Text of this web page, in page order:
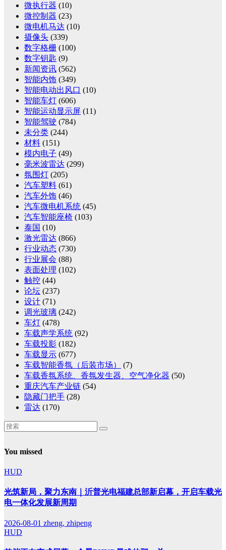
微执行器 (10)
微控制器 (23)
微电机马达 (10)
摄像头 (339)
数字格栅 (100)
数字钥匙 (9)
新闻资讯 (562)
智能内饰 (349)
智能电动出风口 (10)
智能车灯 (606)
智能运动显示屏 (11)
智能驾驶 (784)
未分类 (244)
材料 (151)
模内电子 (49)
毫米波雷达 (299)
氛围灯 (205)
汽车塑料 (61)
汽车外饰 (46)
汽车微电机系统 (45)
汽车智能座椅 (103)
泰国 (10)
激光雷达 (866)
行业动态 (730)
行业展会 (88)
表面处理 (102)
触控 (44)
论坛 (237)
设计 (71)
调光玻璃 (242)
车灯 (478)
车载声学系统 (92)
车载投影 (182)
车载显示 (677)
车载智能香氛（后装市场）
(7)
车载香氛系统、香氛发生器、空气净化器 (50)
重庆汽车产业链 (54)
隐藏门把手 (28)
雷达 (170)
You missed
HUD
光筑新局，聚力东南｜沂普光电福建总部新启幕，开启车载光
电一体化发展新周期
2026-08-01 zheng, zhipeng
HUD